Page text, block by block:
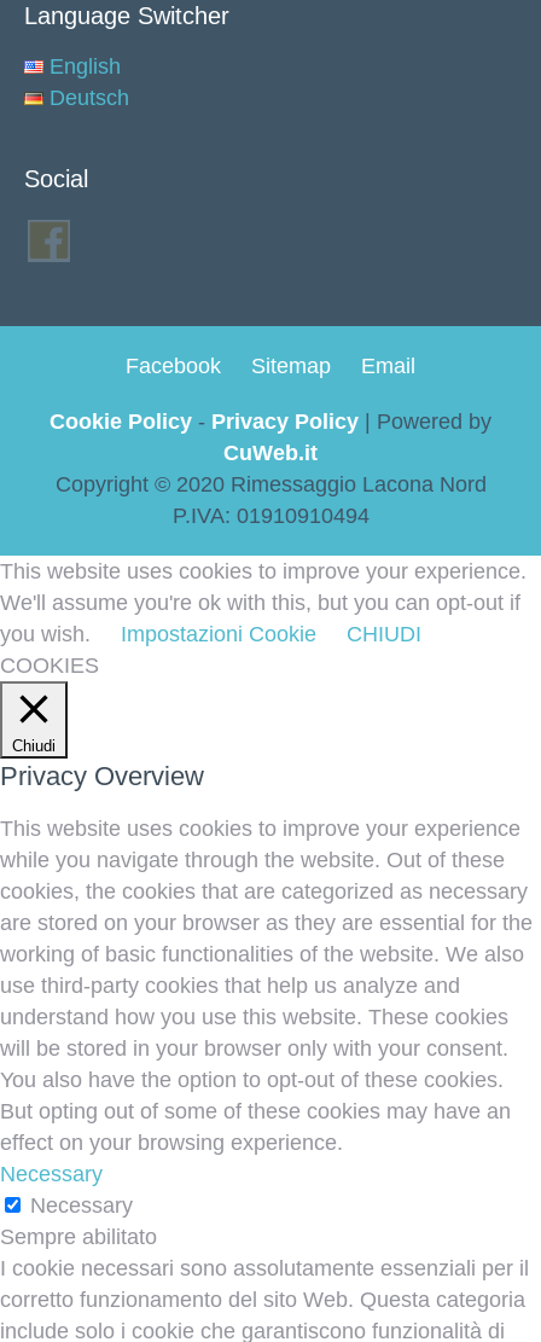
Language Switcher
English
Deutsch
Social
Facebook Sitemap Email
Cookie Policy - Privacy Policy | Powered by
CuWeb.it
Copyright © 2020 Rimessaggio Lacona Nord
P.IVA: 01910910494
This website uses cookies to improve your experience.
We'll assume you're ok with this, but you can opt-out if
you wish.
Impostazioni Cookie
CHIUDI
COOKIES
Chiudi
Privacy Overview
This website uses cookies to improve your experience
while you navigate through the website. Out of these
cookies, the cookies that are categorized as necessary
are stored on your browser as they are essential for the
working of basic functionalities of the website. We also
use third-party cookies that help us analyze and
understand how you use this website. These cookies
will be stored in your browser only with your consent.
You also have the option to opt-out of these cookies.
But opting out of some of these cookies may have an
effect on your browsing experience.
Necessary
Necessary
Sempre abilitato
I cookie necessari sono assolutamente essenziali per il
corretto funzionamento del sito Web. Questa categoria
include solo i cookie che garantiscono funzionalità di